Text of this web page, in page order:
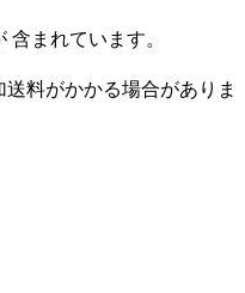
含まれています。
料がかかる場合がありま